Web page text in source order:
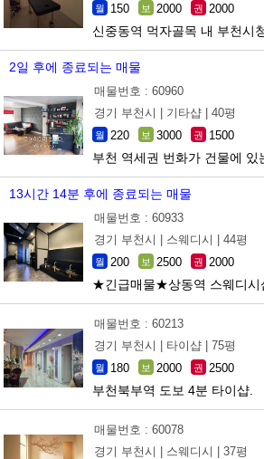
월 150 보 2000 권 2000
2일 후에 종료되는 매물
매물번호 : 60960
경기 부천시 |
기타샵 | 40평
월 220 보 3000 권 1500
부천 역세권 번화가 건물에 있
13시간 14분 후에 종료되는 매물
매물번호 : 60933
경기 부천시 |
스웨디시 | 44평
월 200 보 2500 권 2000
★긴급매물★상동역 스웨디
매물번호 : 60213
경기 부천시 |
타이샵 | 75평
월 180 보 2000 권 2500
부천북부역 도보 4분 타이샵.
매물번호 : 60078
경기 부천시 |
스웨디시 | 37평